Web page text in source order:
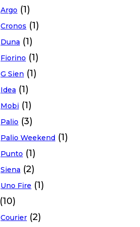
Argo (1)
Cronos (1)
Duna (1)
Fiorino (1)
G Sien (1)
Idea (1)
Mobi (1)
Palio (3)
Palio Weekend (1)
Punto (1)
Siena (2)
Uno Fire (1)
(10)
Courier (2)